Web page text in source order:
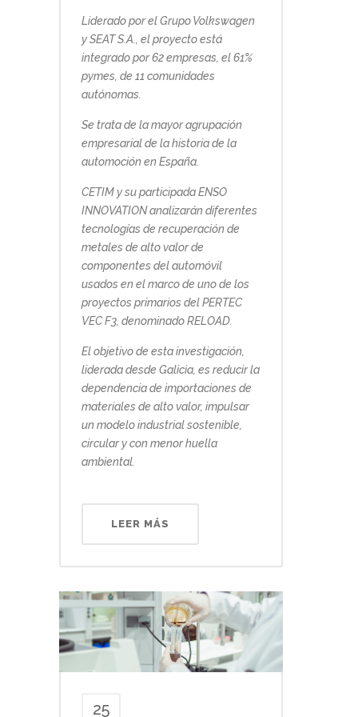
Liderado por el Grupo Volkswagen
y SEAT S.A., el proyecto está
integrado por 62 empresas, el 61%
pymes, de 11 comunidades
autónomas.
Se trata de la mayor agrupación
empresarial de la historia de la
automoción en España.
CETIM y su participada ENSO
INNOVATION analizarán diferentes
tecnologías de recuperación de
metales de alto valor de
componentes del automóvil
usados en el marco de uno de los
proyectos primarios del PERTEC
VEC F3, denominado RELOAD.
El objetivo de esta investigación,
liderada desde Galicia, es reducir la
dependencia de importaciones de
materiales de alto valor, impulsar
un modelo industrial sostenible,
circular y con menor huella
ambiental.
LEER MÁS
25